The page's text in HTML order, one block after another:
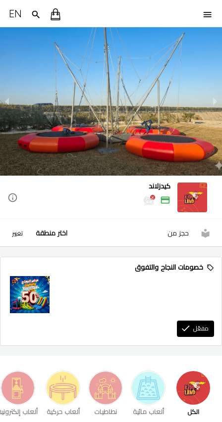
EN
كيدزلاند
حجز من اختر منطقة تغيير
خصومات النجاح والتفوق
مفعّل
الكل ألعاب مائية نطاطيات ألعاب حركية ألعاب